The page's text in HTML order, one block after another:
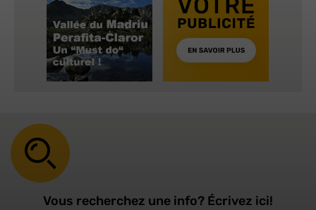
Vous recherchez une info? Écrivez ici!